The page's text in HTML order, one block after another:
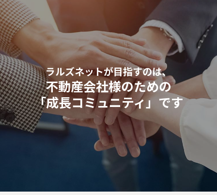
ラルズネットが目指すのは、
不動産会社様のための
「成長コミュニティ」です